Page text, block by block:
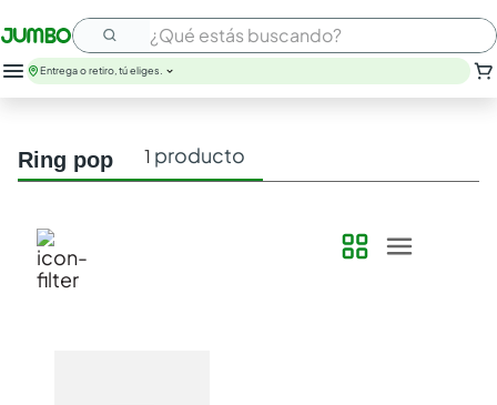
¿Qué estás buscando?
Entrega o retiro, tú eliges.
ring pop 1 producto